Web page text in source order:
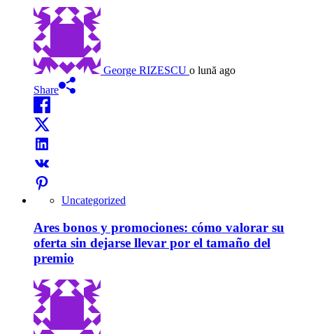
George RIZESCU o lună ago
Share
Uncategorized
Ares bonos y promociones: cómo valorar su
oferta sin dejarse llevar por el tamaño del
premio